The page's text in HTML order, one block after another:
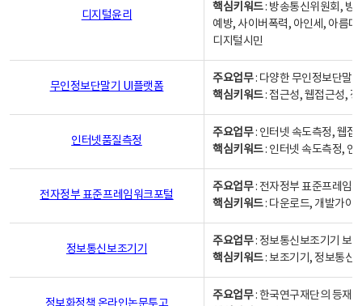
디지털윤리
핵심키워드: 방송통신위원회, 방
예방, 사이버폭력, 아인세, 아름
디지털시민
무인정보단말기 UI플랫폼
주요업무: 다양한 무인정보단말
핵심키워드: 접근성, 웹접근성,
인터넷품질측정
주요업무: 인터넷 속도측정, 웹접
핵심키워드: 인터넷 속도측정, 인
전자정부 표준프레임워크포털
주요업무: 전자정부 표준프레임
핵심키워드: 다운로드, 개발가이
정보통신보조기기
주요업무: 정보통신보조기기 보
핵심키워드: 보조기기, 정보통신
주요업무: 한국연구재단의 등재